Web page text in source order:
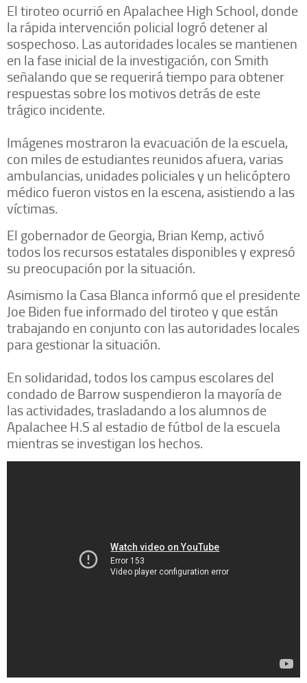
El tiroteo ocurrió en Apalachee High School, donde
la rápida intervención policial logró detener al
sospechoso. Las autoridades locales se mantienen
en la fase inicial de la investigación, con Smith
señalando que se requerirá tiempo para obtener
respuestas sobre los motivos detrás de este
trágico incidente.
Imágenes mostraron la evacuación de la escuela,
con miles de estudiantes reunidos afuera, varias
ambulancias, unidades policiales y un helicóptero
médico fueron vistos en la escena, asistiendo a las
víctimas.
El gobernador de Georgia, Brian Kemp, activó
todos los recursos estatales disponibles y expresó
su preocupación por la situación.
Asimismo la Casa Blanca informó que el presidente
Joe Biden fue informado del tiroteo y que están
trabajando en conjunto con las autoridades locales
para gestionar la situación.
En solidaridad, todos los campus escolares del
condado de Barrow suspendieron la mayoría de
las actividades, trasladando a los alumnos de
Apalachee H.S al estadio de fútbol de la escuela
mientras se investigan los hechos.